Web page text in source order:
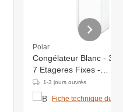
Polar
Congélateur Blanc -
7 Etageres Fixes -
600x600x185(h)mm
1-3 jours ouvrés
Fiche technique du